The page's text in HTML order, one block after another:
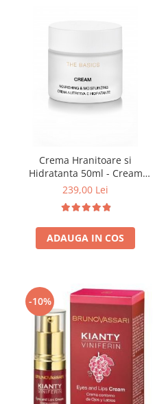
Crema Hranitoare si
Hidratanta 50ml - Cream
Nourishing & Moisturizing-
239,00 Lei
ADAUGA IN COS
-10%